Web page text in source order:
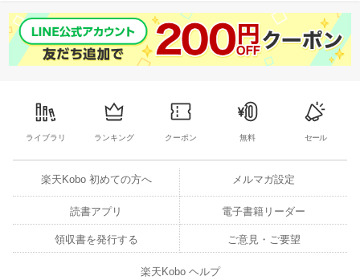
ライブラリ ランキング クーポン 無料 セール
楽天Kobo 初めての方へ メルマガ設定
読書アプリ 電子書籍リーダー
領収書を発行する ご意見・ご要望
楽天Kobo ヘルプ